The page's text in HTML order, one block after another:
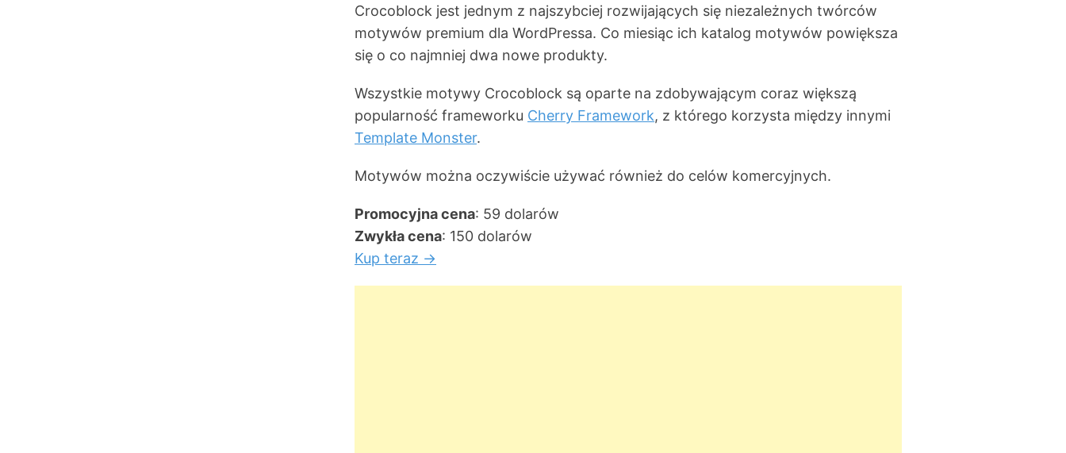
Crocoblock jest jednym z najszybciej rozwijających się niezależnych twórców
motywów premium dla WordPressa. Co miesiąc ich katalog motywów powiększa
się o co najmniej dwa nowe produkty.
Wszystkie motywy Crocoblock są oparte na zdobywającym coraz większą
popularność frameworku Cherry Framework, z którego korzysta między innymi
Template Monster.
Motywów można oczywiście używać również do celów komercyjnych.
Promocyjna cena: 59 dolarów
Zwykła cena: 150 dolarów
Kup teraz →